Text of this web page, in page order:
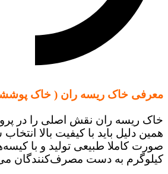
معرفی خاک ریسه ران ( خاک
خاک ریسه ران نقش اصلی را در
همین دلیل باید با کیفیت بالا
کیلوگرم به دست مصرف‌کنندگان